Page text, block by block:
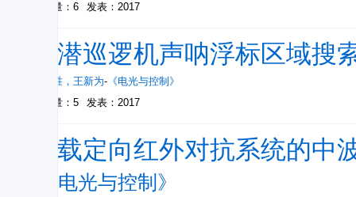
被引量：6
发表：2017
反潜巡逻机声呐浮标区域
谭安胜 ， 王新为- 《电光与控制》
被引量：5
发表：2017
机载定向红外对抗系统的中
《电光与控制》